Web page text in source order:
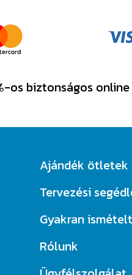
os biztonságos
Ajándék ötletek
Tervezési
Gyakran
Rólunk